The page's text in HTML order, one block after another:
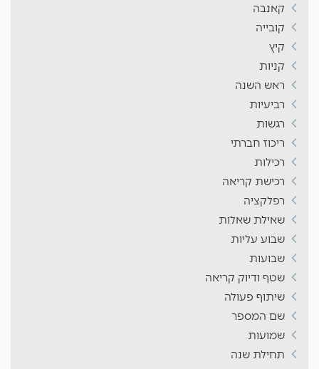
קאנבה
קובייה
קיץ
קניות
ראש השנה
רביעיות
רגשות
ריכוז חברתי
רכילות
רכישת קריאה
רפלקציה
שאילת שאלות
שבוע עליות
שבועות
שטף ודיוק קריאה
שיתוף פעולה
שם המספר
שמועות
תחילת שנה